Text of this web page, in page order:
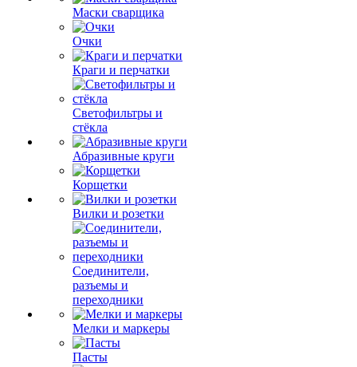
Маски сварщика
Очки
Краги и перчатки
Светофильтры и
стёкла
Абразивные круги
Корщетки
Вилки и розетки
Соединители,
разъемы и
переходники
Мелки и маркеры
Пасты